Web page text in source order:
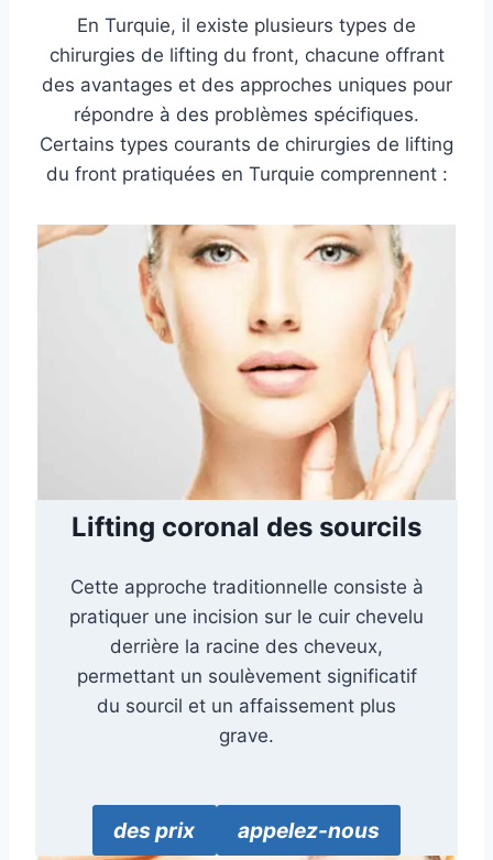
En Turquie, il existe plusieurs types de
chirurgies de lifting du front, chacune offrant
des avantages et des approches uniques pour
répondre à des problèmes spécifiques.
Certains types courants de chirurgies de lifting
du front pratiquées en Turquie comprennent :
Lifting coronal des sourcils
Cette approche traditionnelle consiste à
pratiquer une incision sur le cuir chevelu
derrière la racine des cheveux,
permettant un soulèvement significatif
du sourcil et un affaissement plus
grave.
des prix appelez-nous